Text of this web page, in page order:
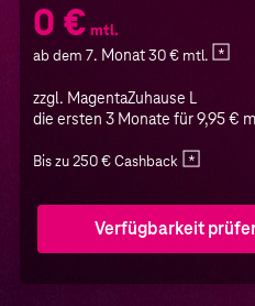
0 € mtl.
ab dem 7. Monat30 € mtl.
zzgl. MagentaZuhause L
die ersten 3 Monate für 9,95 €
Bis zu 250 € Cashback
Verfügbarkeit